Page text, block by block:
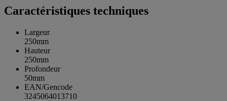
Caractéristiques techniques
Largeur
250mm
Hauteur
250mm
Profondeur
50mm
EAN/Gencode
3245064013710